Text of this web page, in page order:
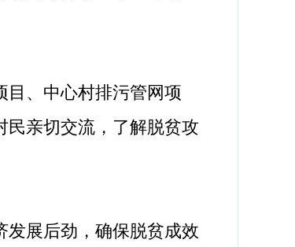
、中心村排污管网项
民亲切交流，了解脱贫攻
展后劲，确保脱贫成效